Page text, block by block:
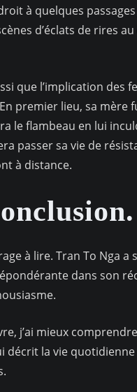
à quelques
d’éclats de rires
que l’implication des
premier lieu, sa mère
le flambeau en lui
passer sa vie de
à distance.
à lire. Tran To Nga
dans son
j’ai mieux
décrit la vie